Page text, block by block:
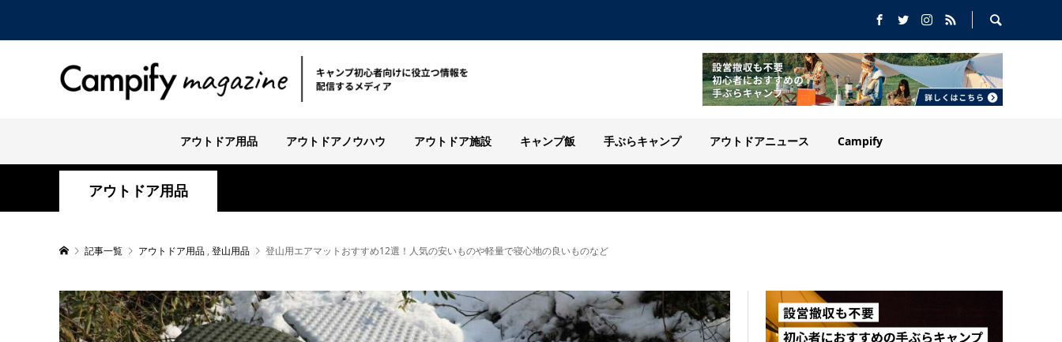
アウトドア用品 アウトドアノウハウ アウトドア施設 キャンプ飯 手ぶらキャンプ アウトドアニュース Campify
アウトドア用品
記事一覧 アウトドア用品 ,登山用品 登山用エアマットおすすめ12選！人気の安いものや軽量で寝心地の良いものなど